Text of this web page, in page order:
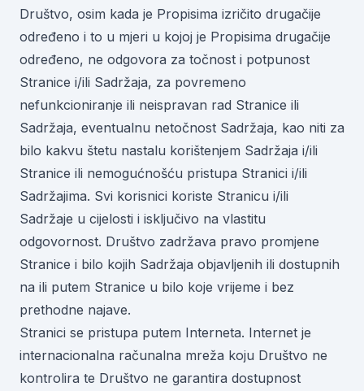
Društvo, osim kada je Propisima izričito drugačije
određeno i to u mjeri u kojoj je Propisima drugačije
određeno, ne odgovora za točnost i potpunost
Stranice i/ili Sadržaja, za povremeno
nefunkcioniranje ili neispravan rad Stranice ili
Sadržaja, eventualnu netočnost Sadržaja, kao niti za
bilo kakvu štetu nastalu korištenjem Sadržaja i/ili
Stranice ili nemogućnošću pristupa Stranici i/ili
Sadržajima. Svi korisnici koriste Stranicu i/ili
Sadržaje u cijelosti i isključivo na vlastitu
odgovornost. Društvo zadržava pravo promjene
Stranice i bilo kojih Sadržaja objavljenih ili dostupnih
na ili putem Stranice u bilo koje vrijeme i bez
prethodne najave.
Stranici se pristupa putem Interneta. Internet je
internacionalna računalna mreža koju Društvo ne
kontrolira te Društvo ne garantira dostupnost